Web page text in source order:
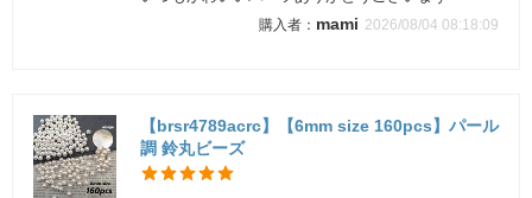
mami 2026/08/04 08:18:09
【brsr4789acrc】【6mm size 160pcs】パール
調 鈴丸ビーズ